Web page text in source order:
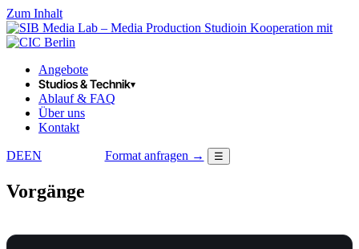
Zum Inhalt
in Kooperation mit
Angebote
Studios & Technik▾
Ablauf & FAQ
Über uns
Kontakt
DEEN Format anfragen → ☰
Vorgänge